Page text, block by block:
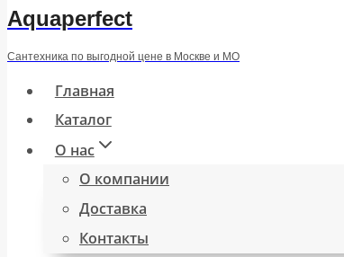
Aquaperfect
Сантехника по выгодной цене в Москве и МО
Главная
Каталог
О нас
О компании
Доставка
Контакты